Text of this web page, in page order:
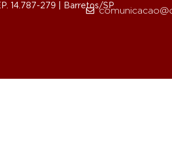
14.787-279 | Barretos/SP